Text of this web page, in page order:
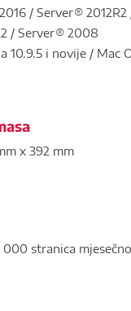
/ Server®
/ Server® 2008
10.9.5 i novije / Mac
x 392 mm
stranica mjesečno